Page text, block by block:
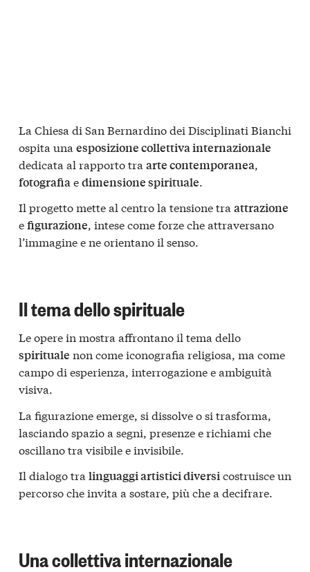
La Chiesa di San Bernardino dei Disciplinati Bianchi
ospita una esposizione collettiva internazionale
dedicata al rapporto tra arte contemporanea,
fotografiaedimensione spirituale.
Il progetto mette al centro la tensione tra attrazione
efigurazione, intese come forze che attraversano
l’immagine e ne orientano il senso.
Il tema dello spirituale
Le opere in mostra affrontano il tema dello
spirituale non come iconografia religiosa, ma come
campo di esperienza, interrogazione e ambiguità
visiva.
La figurazione emerge, si dissolve o si trasforma,
lasciando spazio a segni, presenze e richiami che
oscillano tra visibile e invisibile.
Il dialogo tra linguaggi artistici diversicostruisce un
percorso che invita a sostare, più che a decifrare.
Una collettiva internazionale